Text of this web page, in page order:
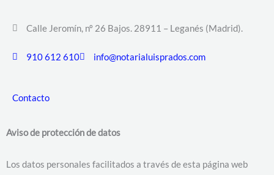
Calle Jeromín, nº 26 Bajos. 28911 – Leganés (Madrid).
910 612 610 info@notarialuisprados.com
Contacto
Aviso de protección de datos
Los datos personales facilitados a través de esta página web